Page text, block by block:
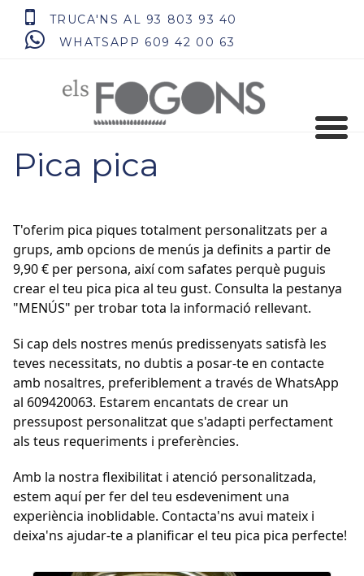
TRUCA'NS AL 93 803 93 40
WHATSAPP 609 42 00 63
Pica pica
T'oferim pica piques totalment personalitzats per a
grups, amb opcions de menús ja definits a partir de
9,90 € per persona, així com safates perquè puguis
crear el teu pica pica al teu gust. Consulta la pestanya
"MENÚS" per trobar tota la informació rellevant.
Si cap dels nostres menús predissenyats satisfà les
teves necessitats, no dubtis a posar-te en contacte
amb nosaltres, preferiblement a través de WhatsApp
al 609420063. Estarem encantats de crear un
pressupost personalitzat que s'adapti perfectament
als teus requeriments i preferències.
Amb la nostra flexibilitat i atenció personalitzada,
estem aquí per fer del teu esdeveniment una
experiència inoblidable. Contacta'ns avui mateix i
deixa'ns ajudar-te a planificar el teu pica pica perfecte!